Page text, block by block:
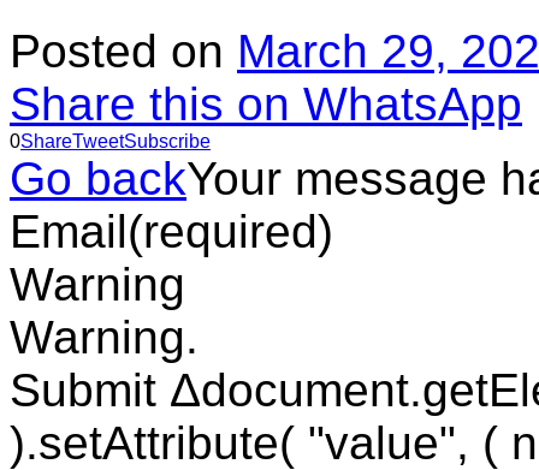
Posted on March 29,
Share this on WhatsApp
0ShareTweetSubscribe
Go backYour message
Email(required)
Warning
Warning.
Submit
).setAttribute( "value", (